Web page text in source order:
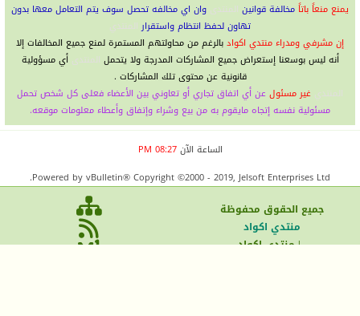
يمنع منعاً باتاًمخالفة قوانين المنتدى وان اي مخالفه تحصل سوف يتم التعامل معها بدون
تهاون لحفظ انتظام واستقرارالمنتدي
إن مشرفي ومدراء منتدي اكوادبالرغم من محاولتهم المستمرة لمنع جميع المخالفات إلا
أنه ليس بوسعنا إستعراض جميع المشاركات المدرجة ولا يتحمل المنتدى أي مسؤولية
قانونية عن محتوى تلك المشاركات .
المنتدي غير مسئولعن أي اتفاق تجاري أو تعاوني بين الأعضاء فعلى كل شخص تحمل
مسئولية نفسه إتجاه مايقوم به من بيع وشراء وإتفاق وأعطاء معلومات موقعه.
الساعة الآن08:27 PM
Powered by vBulletin® Copyright ©2000 - 2019, Jelsoft Enterprises Ltd.
جميع الحقوق محفوظة
منتدي اكواد
| منتدي اكواد